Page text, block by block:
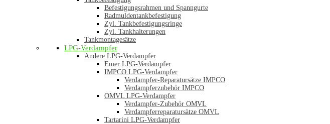
Befestigungsrahmen und Spanngurte
Radmuldentankbefestigung
Zyl. Tankbefestigungsringe
Zyl. Tankhalterungen
Tankmontagesätze
LPG-Verdampfer
Andere LPG-Verdampfer
Emer LPG-Verdampfer
IMPCO LPG-Verdampfer
Verdampfer-Reparatursätze IMPCO
Verdampferzubehör IMPCO
OMVL LPG-Verdampfer
Verdampfer-Zubehör OMVL
Verdampferreparatursätze OMVL
Tartarini LPG-Verdampfer